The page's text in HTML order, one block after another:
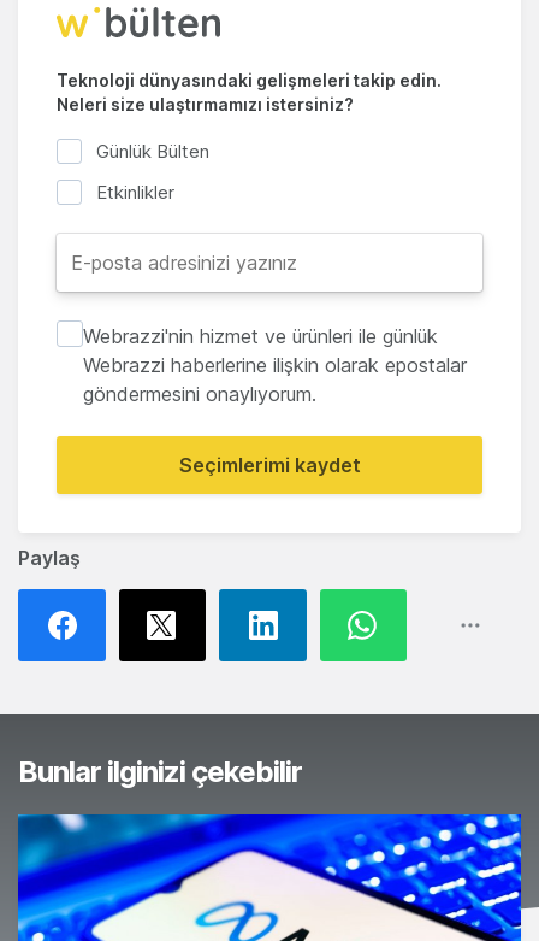
Paylaş
Teknoloji dünyasındaki gelişmeleri takip edin.
Neleri size ulaştırmamızı istersiniz?
Günlük Bülten
Etkinlikler
Webrazzi'nin hizmet ve ürünleri ile günlük
Webrazzi haberlerine ilişkin olarak epostalar
göndermesini onaylıyorum.
Seçimlerimi kaydet
Bunlar ilginizi çekebilir